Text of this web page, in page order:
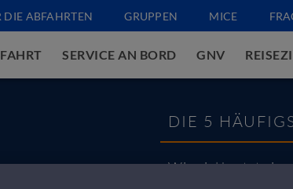
DIE ABFAHRTEN GRUPPEN MICE
SERVICE AN BORD GNV
DIE 5
Wie viel kostet